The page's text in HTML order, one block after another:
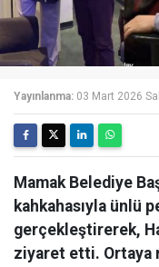
Yayınlanma: 03 Mart 2026
Mamak Belediye
kahkahasıyla ünlü
gerçekleştirerek,
ziyaret etti. Ortaya